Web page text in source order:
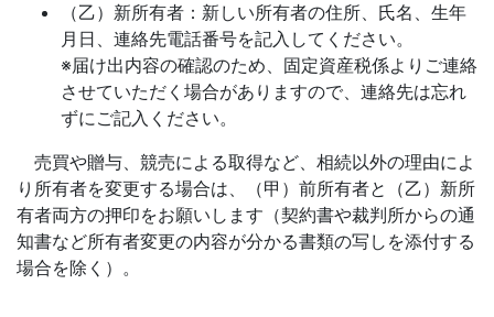
（乙）新所有者：新しい所有者の住所、氏名、生年
月日、連絡先電話番号を記入してください。
※届け出内容の確認のため、固定資産税係よりご連絡
させていただく場合がありますので、連絡先は忘れ
ずにご記入ください。
売買や贈与、競売による取得など、相続以外の理由によ
り所有者を変更する場合は、（甲）前所有者と（乙）新所
有者両方の押印をお願いします（契約書や裁判所からの通
知書など所有者変更の内容が分かる書類の写しを添付する
場合を除く）。